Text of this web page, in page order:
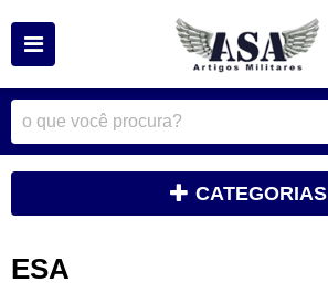
CATEGORIAS
ESA